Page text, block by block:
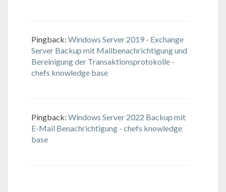
Pingback: Windows Server 2019 - Exchange
Server Backup mit Mailbenachrichtigung und
Bereinigung der Transaktionsprotokolle -
chefs knowledge base
Pingback: Windows Server 2022 Backup mit
E-Mail Benachrichtigung - chefs knowledge
base